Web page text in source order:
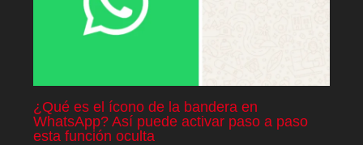
¿Qué es el ícono de la bandera en
WhatsApp? Así puede activar paso a paso
esta función oculta